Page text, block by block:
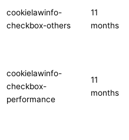
cookielawinfo-
checkbox-others
11
months
cookielawinfo-
checkbox-
performance
11
months